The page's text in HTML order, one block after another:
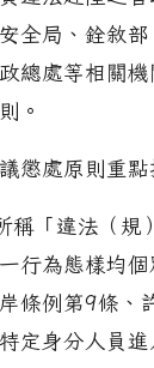
全局、銓敘
總處等相關
。
懲處原則重點
稱「違法（規
行為態樣均個
條例第9條、
定身分人員